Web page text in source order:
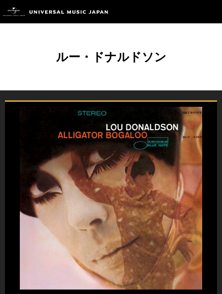
ルー・ドナルドソン